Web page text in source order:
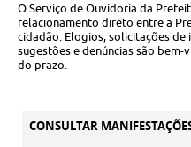
O Serviço de Ouvidoria da
relacionamento direto entre a
cidadão. Elogios, solicitações de
sugestões e denúncias são
do prazo.
CONSULTAR